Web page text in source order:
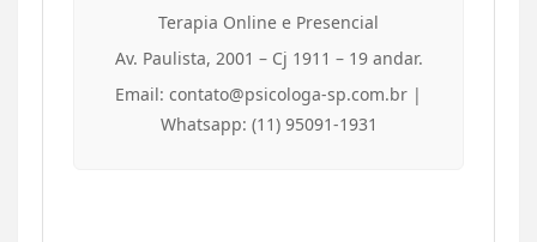
Terapia Online e Presencial
Av. Paulista, 2001 – Cj 1911 – 19 andar.
Email: contato@psicologa-sp.com.br |
Whatsapp: (11) 95091-1931